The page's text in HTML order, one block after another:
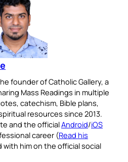
founder of Catholic Gallery, a
Mass Readings in multiple
catechism, Bible plans,
resources since 2013.
and the officialAndroid/iOS
career (Read his
him on the official social